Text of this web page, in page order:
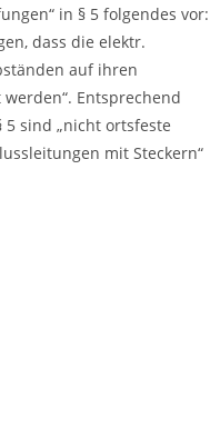
in § 5 folgendes vor:
dass die elektr.
auf ihren
Entsprechend
sind „nicht ortsfeste
mit Steckern“